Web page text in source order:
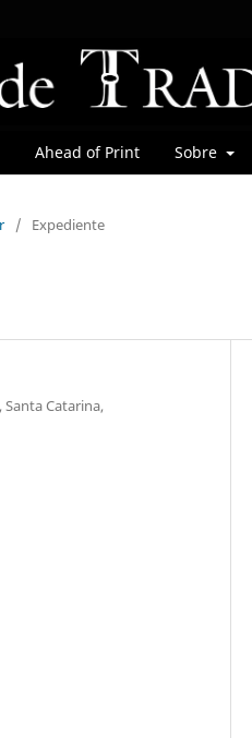
Ahead of Print Sobre
/ Expediente
Catarina,